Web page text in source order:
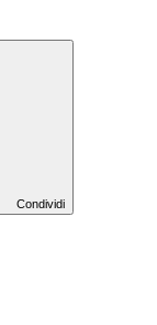
Condividi